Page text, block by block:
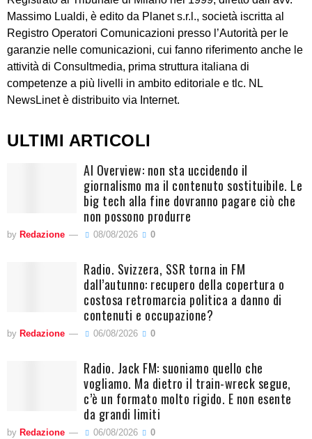
Massimo Lualdi, è edito da Planet s.r.l., società iscritta al
Registro Operatori Comunicazioni presso l’Autorità per le
garanzie nelle comunicazioni, cui fanno riferimento anche le
attività di Consultmedia, prima struttura italiana di
competenze a più livelli in ambito editoriale e tlc. NL
NewsLinet è distribuito via Internet.
ULTIMI ARTICOLI
AI Overview: non sta uccidendo il
giornalismo ma il contenuto sostituibile. Le
big tech alla fine dovranno pagare ciò che
non possono produrre
by Redazione 08/08/2026 0
Radio. Svizzera, SSR torna in FM
dall’autunno: recupero della copertura o
costosa retromarcia politica a danno di
contenuti e occupazione?
by Redazione 06/08/2026 0
Radio. Jack FM: suoniamo quello che
vogliamo. Ma dietro il train-wreck segue,
c’è un formato molto rigido. E non esente
da grandi limiti
by Redazione 06/08/2026 0